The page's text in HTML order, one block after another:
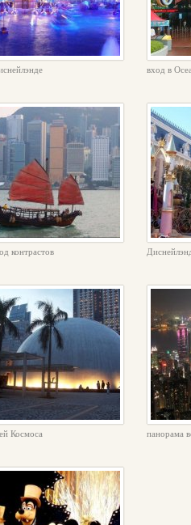
вход в
контрастов
Космоса панорама